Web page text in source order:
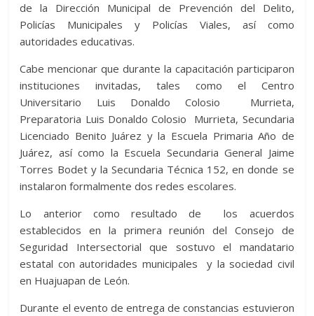
de la Dirección Municipal de Prevención del Delito,
Policías Municipales y Policías Viales, así como
autoridades educativas.
Cabe mencionar que durante la capacitación participaron
instituciones invitadas, tales como el Centro
Universitario Luis Donaldo Colosio Murrieta,
Preparatoria Luis Donaldo Colosio Murrieta, Secundaria
Licenciado Benito Juárez y la Escuela Primaria Año de
Juárez, así como la Escuela Secundaria General Jaime
Torres Bodet y la Secundaria Técnica 152, en donde se
instalaron formalmente dos redes escolares.
Lo anterior como resultado de los acuerdos
establecidos en la primera reunión del Consejo de
Seguridad Intersectorial que sostuvo el mandatario
estatal con autoridades municipales y la sociedad civil
en Huajuapan de León.
Durante el evento de entrega de constancias estuvieron